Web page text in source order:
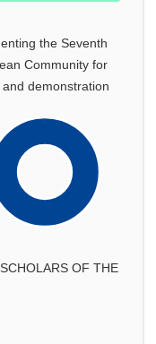
the Seventh
Community for
demonstration
OF THE